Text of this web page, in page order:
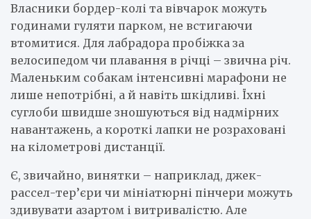
Власники бордер-колі та вівчарок можуть
годинами гуляти парком, не встигаючи
втомитися. Для лабрадора пробіжка за
велосипедом чи плавання в річці – звична річ.
Маленьким собакам інтенсивні марафони не
лише непотрібні, а й навіть шкідливі. Їхні
суглоби швидше зношуються від надмірних
навантажень, а короткі лапки не розраховані
на кілометрові дистанції.
Є, звичайно, винятки – наприклад, джек-
рассел-тер’єри чи мініатюрні пінчери можуть
здивувати азартом і витривалістю. Але